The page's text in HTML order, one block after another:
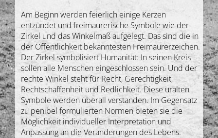
Am Beginn werden feierlich einige Kerzen
entzündet und freimaurerische Symbole wie der
Zirkel und das Winkelmaß aufgelegt. Das sind die in
der Öffentlichkeit bekanntesten Freimaurerzeichen.
Der Zirkel symbolisiert Humanität: In seinen Kreis
sollen alle Menschen eingeschlossen sein. Und der
rechte Winkel steht für Recht, Gerechtigkeit,
Rechtschaffenheit und Redlichkeit. Diese uralten
Symbole werden überall verstanden. Im Gegensatz
zu penibel formulierten Normen bieten sie die
Möglichkeit individueller Interpretation und
Anpassung an die Veränderungen des Lebens.